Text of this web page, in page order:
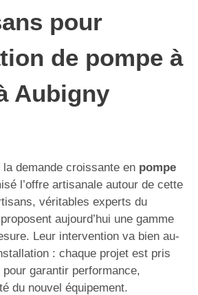
pour
de pompe à
Aubigny
demande croissante en pompe
l’offre artisanale autour de cette
véritables experts du
aujourd’hui une gamme
Leur intervention va bien au-
: chaque projet est pris
garantir performance,
du nouvel équipement.